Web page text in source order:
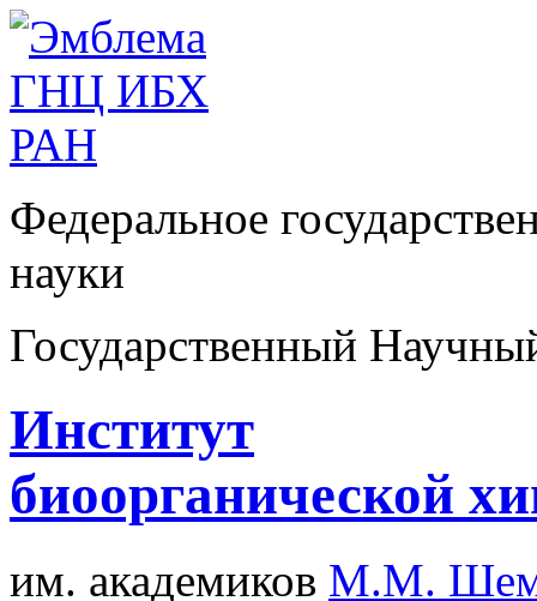
Федеральное
науки
Государственный
Институт
биоорганической
им. академиков М.М.